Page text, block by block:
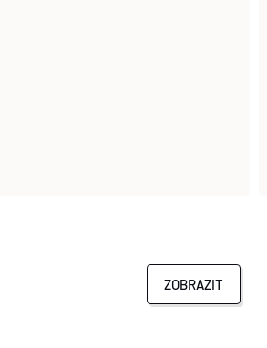
ZOBRAZIT